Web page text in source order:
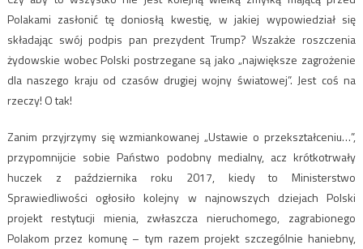
Polakami zasłonić tę doniosłą kwestię, w jakiej wypowiedział się
składając swój podpis pan prezydent Trump? Wszakże roszczenia
żydowskie wobec Polski postrzegane są jako „największe zagrożenie
dla naszego kraju od czasów drugiej wojny światowej”. Jest coś na
rzeczy! O tak!
Zanim przyjrzymy się wzmiankowanej „Ustawie o przekształceniu…”,
przypomnijcie sobie Państwo podobny medialny, acz krótkotrwały
huczek z października roku 2017, kiedy to Ministerstwo
Sprawiedliwości ogłosiło kolejny w najnowszych dziejach Polski
projekt restytucji mienia, zwłaszcza nieruchomego, zagrabionego
Polakom przez komunę – tym razem projekt szczególnie haniebny,